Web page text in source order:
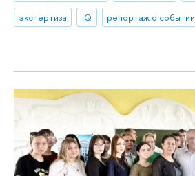
экспертиза
IQ репортаж о событии